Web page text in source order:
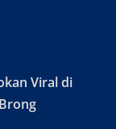
Viral di